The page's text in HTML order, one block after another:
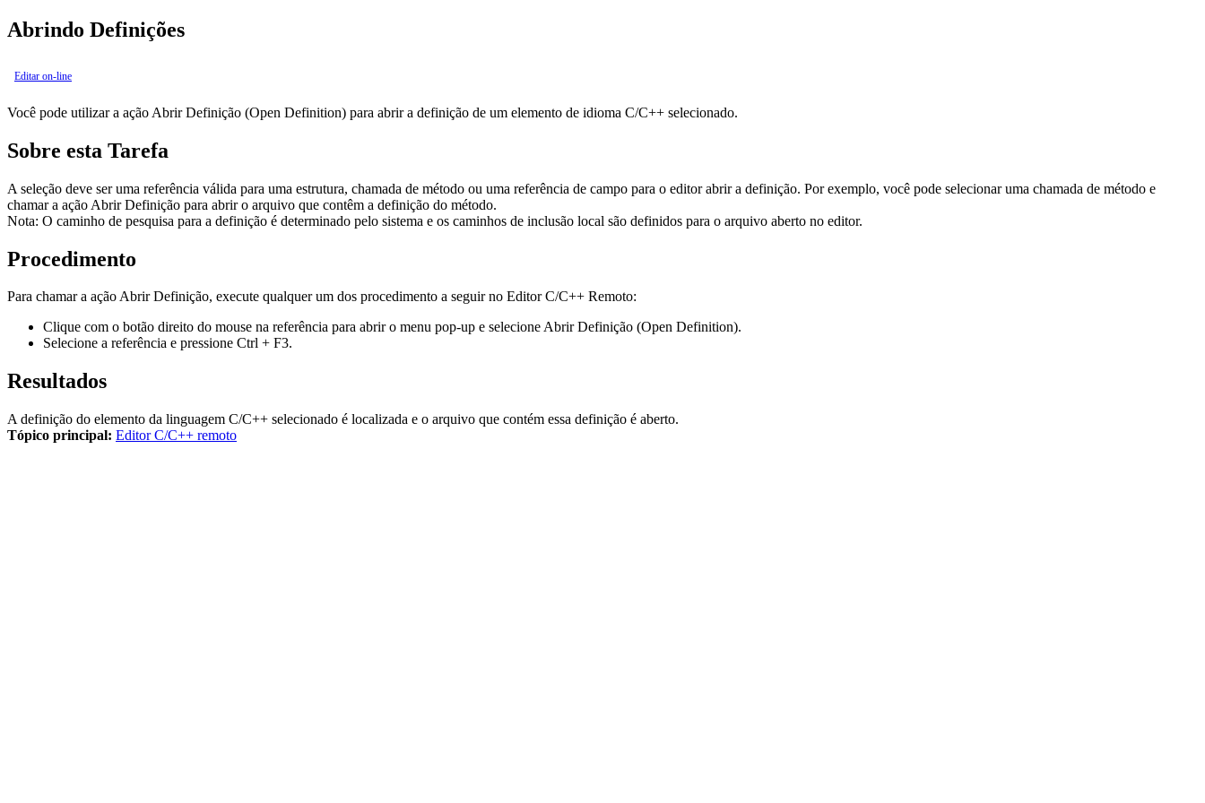
Abrindo Definições
Editar on-line
Você pode utilizar a ação Abrir Definição (Open Definition) para abrir a definição de um elemento de idioma C/C++ selecionado.
Sobre esta Tarefa
A seleção deve ser uma referência válida para uma estrutura, chamada de método ou uma referência de campo para o editor abrir a definição. Por exemplo, você pode selecionar uma chamada de método e
chamar a ação Abrir Definição para abrir o arquivo que contêm a definição do método.
Nota: O caminho de pesquisa para a definição é determinado pelo sistema e os caminhos de inclusão local são definidos para o arquivo aberto no editor.
Procedimento
Para chamar a ação Abrir Definição, execute qualquer um dos procedimento a seguir no Editor C/C++ Remoto:
Clique com o botão direito do mouse na referência para abrir o menu pop-up e selecioneAbrir Definição (Open Definition).
Selecione a referência e pressione Ctrl + F3.
Resultados
A definição do elemento da linguagem C/C++ selecionado é localizada e o arquivo que contém essa definição é aberto.
Tópico principal: Editor C/C++ remoto